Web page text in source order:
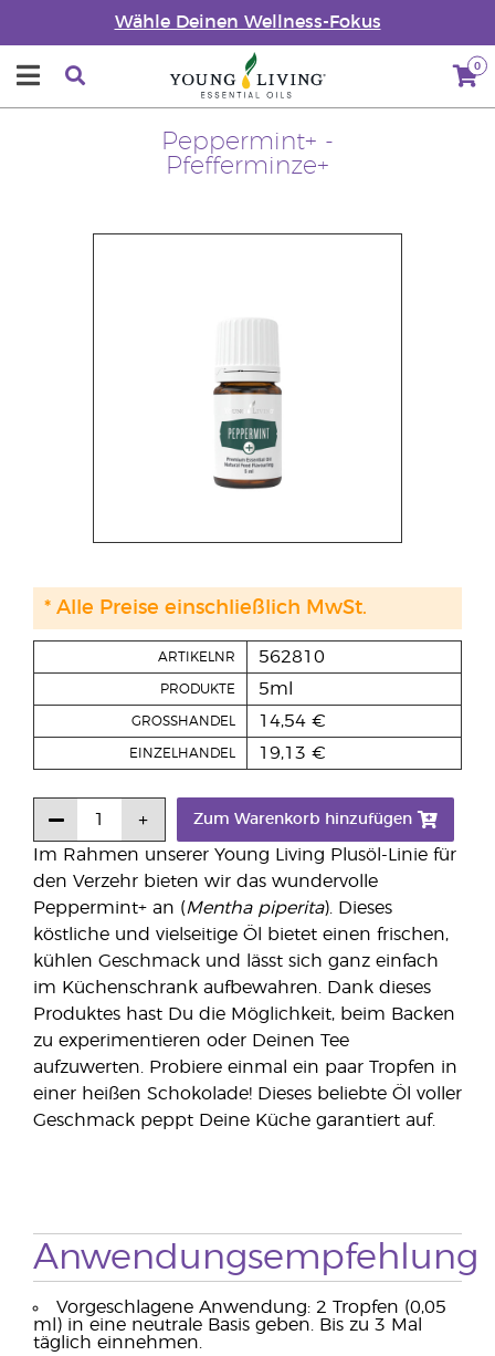
Wähle Deinen Wellness-Fokus
0
Peppermint+ -
Pfefferminze+
Im Rahmen unserer Young Living Plusöl-Linie für
den Verzehr bieten wir das wundervolle
Peppermint+ an (Mentha piperita). Dieses
köstliche und vielseitige Öl bietet einen frischen,
kühlen Geschmack und lässt sich ganz einfach
im Küchenschrank aufbewahren. Dank dieses
Produktes hast Du die Möglichkeit, beim Backen
zu experimentieren oder Deinen Tee
aufzuwerten. Probiere einmal ein paar Tropfen in
einer heißen Schokolade! Dieses beliebte Öl voller
Geschmack peppt Deine Küche garantiert auf.
ARTIKELNR 562810
PRODUKTE 5ml
GROSSHANDEL 14,54 €
EINZELHANDEL 19,13 €
Zum Warenkorb hinzufügen
* Alle Preise einschließlich MwSt.
Anwendungsempfehlung
Vorgeschlagene Anwendung: 2 Tropfen (0,05
ml) in eine neutrale Basis geben. Bis zu 3 Mal
täglich einnehmen.